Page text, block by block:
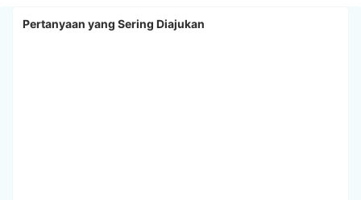
Pertanyaan yang Sering Diajukan